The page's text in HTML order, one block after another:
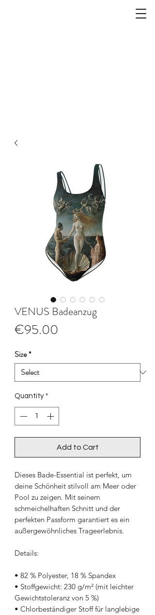
VENUS Badeanzug
€95.00
Size*
Quantity *
Add to Cart
Dieses Bade-Essential ist perfekt, um
deine Schönheit stilvoll am Meer oder
Pool zu zeigen. Mit seinem
schmeichelhaften Schnitt und der
perfekten Passform garantiert es ein
außergewöhnliches Trageerlebnis.
Details:
• 82 % Polyester, 18 % Spandex
• Stoffgewicht: 230 g/m² (mit leichter
Gewichtstoleranz von 5 %)
• Chlorbeständiger Stoff für langlebige